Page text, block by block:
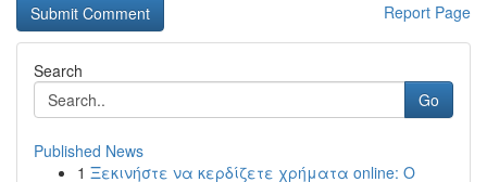
Report Page
Search
Go
Published News
1 Ξεκινήστε να κερδίζετε χρήματα online: Ο